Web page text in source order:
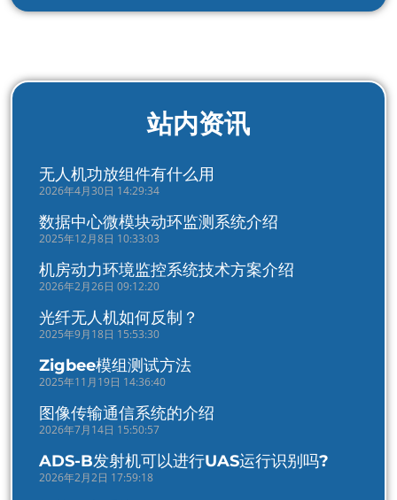
站内资讯
无人机功放组件有什么用
2026年4月30日 14:29:34
数据中心微模块动环监测系统介绍
2025年12月8日 10:33:03
机房动力环境监控系统技术方案介绍
2026年2月26日 09:12:20
光纤无人机如何反制？
2025年9月18日 15:53:30
Zigbee模组测试方法
2025年11月19日 14:36:40
图像传输通信系统的介绍
2026年7月14日 15:50:57
ADS-B发射机可以进行UAS运行识别吗?
2026年2月2日 17:59:18